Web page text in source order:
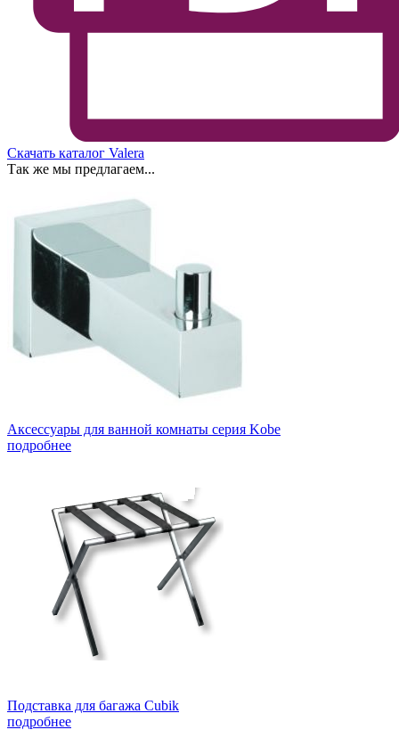
Скачать каталог Valera
Так же мы предлагаем...
Аксессуары для ванной комнаты серия Kobe
подробнее
Подставка для багажа Cubik
подробнее